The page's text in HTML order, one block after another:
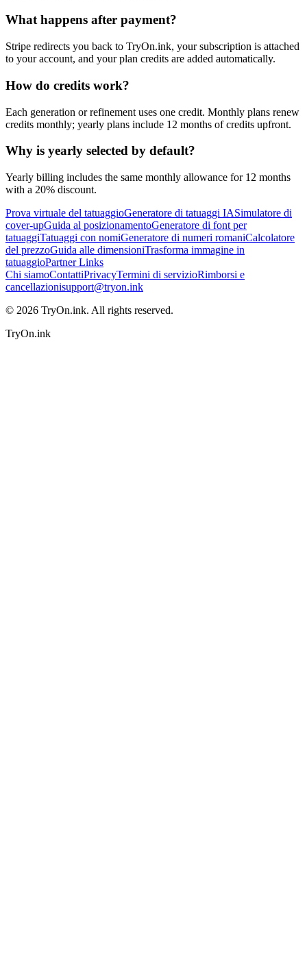
What happens after payment?
Stripe redirects you back to TryOn.ink, your subscription is attached
to your account, and your plan credits are added automatically.
How do credits work?
Each generation or refinement uses one credit. Monthly plans renew
credits monthly; yearly plans include 12 months of credits upfront.
Why is yearly selected by default?
Yearly billing includes the same monthly allowance for 12 months
with a 20% discount.
Prova virtuale del tatuaggioGeneratore di tatuaggi IASimulatore di
cover-upGuida al posizionamentoGeneratore di font per
tatuaggiTatuaggi con nomiGeneratore di numeri romaniCalcolatore
del prezzoGuida alle dimensioniTrasforma immagine in
tatuaggioPartner Links
Chi siamoContattiPrivacyTermini di servizioRimborsi e
cancellazionisupport@tryon.ink
© 2026 TryOn.ink. All rights reserved.
TryOn.ink